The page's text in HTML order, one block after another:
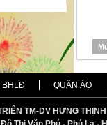
BHLĐ QUẦN ÁO
TM-DV HƯNG